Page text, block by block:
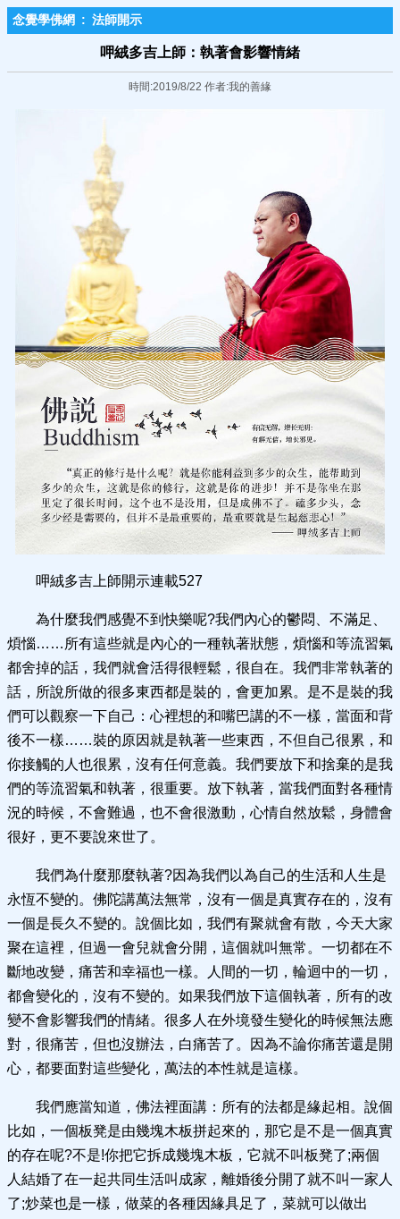
念覺學佛網 : 法師開示
呷絨多吉上師：執著會影響情緒
時間:2019/8/22 作者:我的善緣
呷絨多吉上師開示連載 527
為什麼我們感覺不到快樂呢?我們內心的鬱悶、不滿足、
煩惱……所有這些就是內心的一種執著狀態，煩惱和等流習氣
都舍掉的話，我們就會活得很輕鬆，很自在。我們非常執著的
話，所說所做的很多東西都是裝的，會更加累。是不是裝的我
們可以觀察一下自己：心裡想的和嘴巴講的不一樣，當面和背
後不一樣……裝的原因就是執著一些東西，不但自己很累，和
你接觸的人也很累，沒有任何意義。我們要放下和捨棄的是我
們的等流習氣和執著，很重要。放下執著，當我們面對各種情
況的時候，不會難過，也不會很激動，心情自然放鬆，身體會
很好，更不要說來世了。
我們為什麼那麼執著?因為我們以為自己的生活和人生是
永恆不變的。佛陀講萬法無常，沒有一個是真實存在的，沒有
一個是長久不變的。說個比如，我們有聚就會有散，今天大家
聚在這裡，但過一會兒就會分開，這個就叫無常。一切都在不
斷地改變，痛苦和幸福也一樣。人間的一切，輪迴中的一切，
都會變化的，沒有不變的。如果我們放下這個執著，所有的改
變不會影響我們的情緒。很多人在外境發生變化的時候無法應
對，很痛苦，但也沒辦法，白痛苦了。因為不論你痛苦還是開
心，都要面對這些變化，萬法的本性就是這樣。
我們應當知道，佛法裡面講：所有的法都是緣起相。說個
比如，一個板凳是由幾塊木板拼起來的，那它是不是一個真實
的存在呢?不是!你把它拆成幾塊木板，它就不叫板凳了;兩個
人結婚了在一起共同生活叫成家，離婚後分開了就不叫一家人
了;炒菜也是一樣，做菜的各種因緣具足了，菜就可以做出